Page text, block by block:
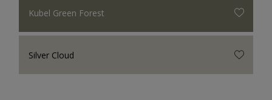
Kubel Green Forest
Silver Cloud